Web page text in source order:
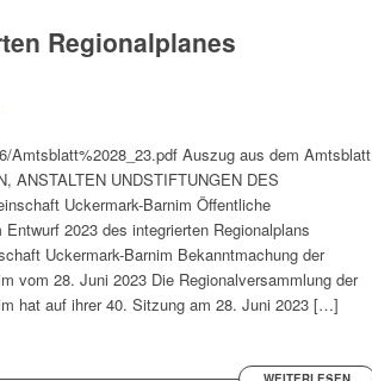
Regionalplanes
Amtsblatt%2028_23.pdf Auszug aus dem Amtsblatt
ANSTALTEN UNDSTIFTUNGEN DES
Uckermark-Barnim Öffentliche
2023 des integrierten Regionalplans
Uckermark-Barnim Bekanntmachung der
vom 28. Juni 2023 Die Regionalversammlung der
hat auf ihrer 40. Sitzung am 28. Juni 2023 […]